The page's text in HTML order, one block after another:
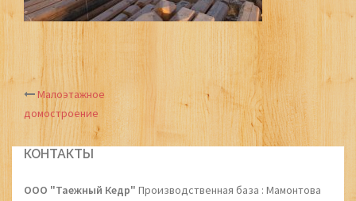
Post
navigation
Малоэтажное
домостроение
КОНТАКТЫ
ООО "Таежный Кедр" Производственная база : Мамонтова